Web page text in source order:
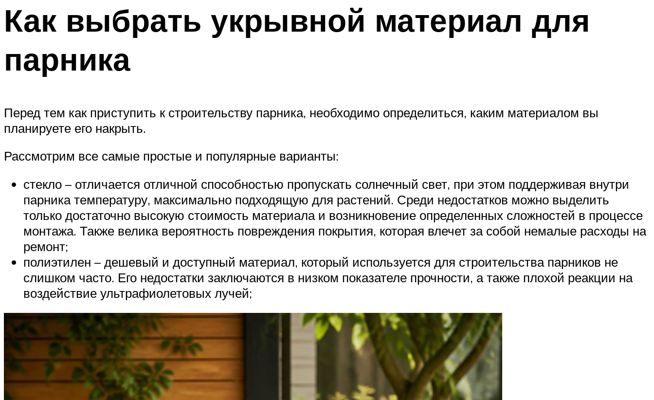
Как выбрать укрывной материал для
парника
Перед тем как приступить к строительству парника, необходимо определиться, каким материалом вы
планируете его накрыть.
Рассмотрим все самые простые и популярные варианты:
стекло – отличается отличной способностью пропускать солнечный свет, при этом поддерживая внутри
парника температуру, максимально подходящую для растений. Среди недостатков можно выделить
только достаточно высокую стоимость материала и возникновение определенных сложностей в процессе
монтажа. Также велика вероятность повреждения покрытия, которая влечет за собой немалые расходы на
ремонт;
полиэтилен – дешевый и доступный материал, который используется для строительства парников не
слишком часто. Его недостатки заключаются в низком показателе прочности, а также плохой реакции на
воздействие ультрафиолетовых лучей;